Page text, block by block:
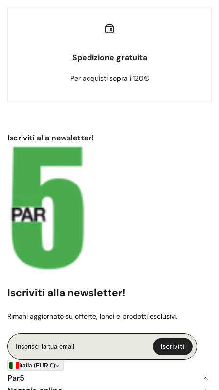
Spedizione gratuita
Per acquisti sopra i 120€
Iscriviti alla newsletter!
Iscriviti alla newsletter!
Rimani aggiornato su offerte, lanci e prodotti esclusivi.
Inserisci
la
tua
email
Iscriviti
Italia (EUR €)
Par5